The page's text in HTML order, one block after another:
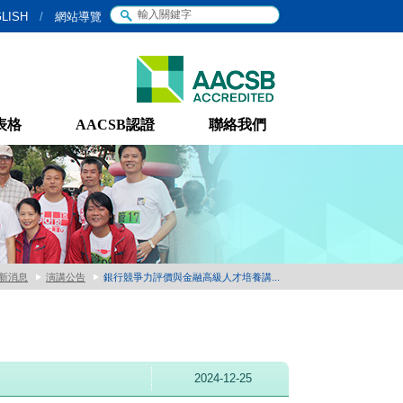
/ 網站導覽
格 AACSB認證 聯絡我們
消息 演講公告 銀行競爭力評價與金融高級人才培養講...
2024-12-25